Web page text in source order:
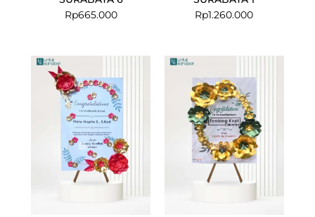
Rp665.000
Rp1.260.000